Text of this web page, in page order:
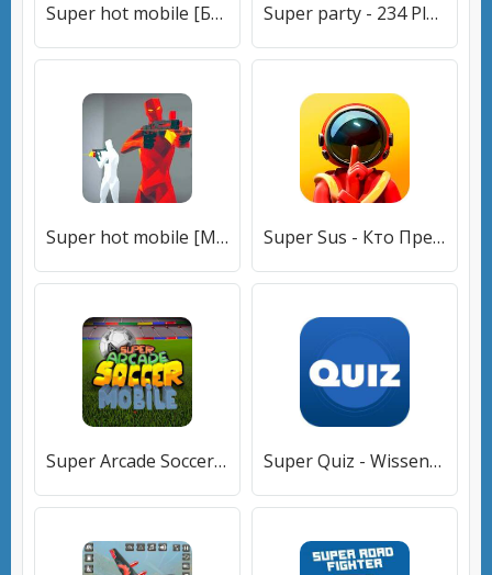
Super hot mobile [Бесплатные покупки] Super party - 234 Player Games [Много денег]
Super hot mobile [Много монет] Super Sus - Кто Предатель [Много денег]
Super Arcade Soccer Mobile [Много монет] Super Quiz - Wissens Deutsch [Много монет]